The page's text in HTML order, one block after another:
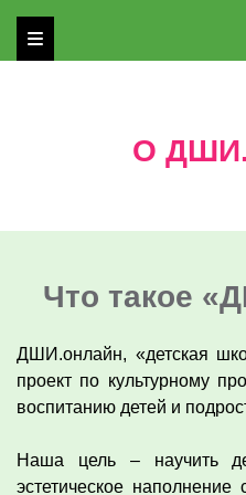
О
Что такое
ДШИ.онлайн, «детская
проект по культурному
воспитанию детей и
Наша цель – научить
эстетическое